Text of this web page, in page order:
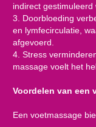
indirect gestimuleerd
3. Doorbloeding
en lymfecirculatie,
afgevoerd.
4. Stress
massage voelt het
Voordelen van een
Een voetmassage